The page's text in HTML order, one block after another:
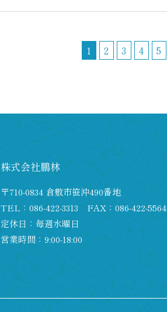
1 2 3 4 5
株式会社鵬林
〒710-0834 倉敷市笹沖490番地
TEL： 086-422-3313FAX：086-422-5564
定休日：毎週水曜日
営業時間：9:00-18:00